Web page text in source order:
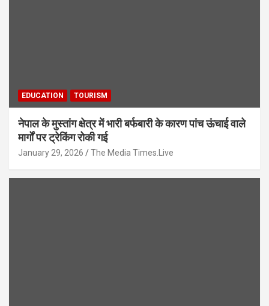
EDUCATION TOURISM
नेपाल के मुस्तांग क्षेत्र में भारी बर्फबारी के कारण पांच ऊंचाई वाले
मार्गों पर ट्रेकिंग रोकी गई
January 29, 2026 The Media Times.Live